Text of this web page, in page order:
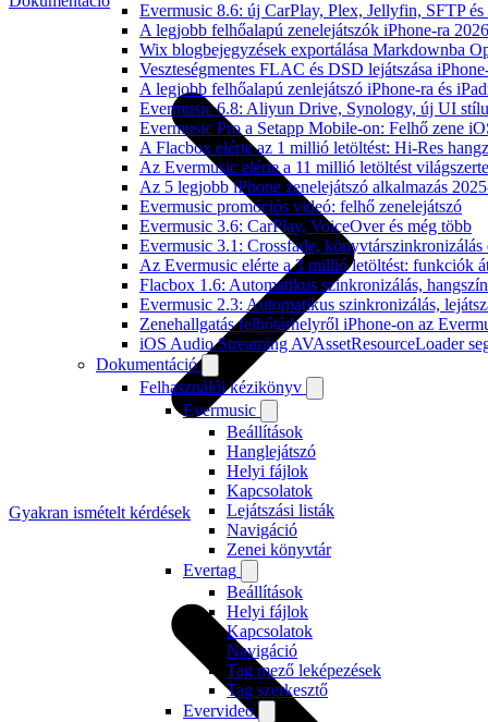
Evermusic 8.6: új CarPlay, Plex, Jellyfin, SFTP
A legjobb felhőalapú zenelejátszók iPhone-ra
Wix blogbejegyzések exportálása Markdownba
Veszteségmentes FLAC és DSD lejátszása
A legjobb felhőalapú zenlejátszó iPhone-ra és
Evermusic 6.8: Aliyun Drive, Synology, új UI
Evermusic Pro a Setapp Mobile-on: Felhő zene
A Flacbox elérte az 1 millió letöltést: Hi-Res
Az Evermusic elérte a 11 millió letöltést világszerte
Az 5 legjobb iPhone zenelejátszó alkalmazás
Evermusic promóciós videó: felhő zenelejátszó
Evermusic 3.6: CarPlay, VoiceOver és még több
Evermusic 3.1: Crossfade, könyvtárszinkronizálás
Az Evermusic elérte a 3 millió letöltést: funkciók
Flacbox 1.6: Automatikus szinkronizálás,
Evermusic 2.3: Automatikus szinkronizálás,
Zenehallgatás felhőtárhelyről iPhone-on az
iOS Audio Streaming AVAssetResourceLoader
Dokumentáció
Felhasználói kézikönyv
Evermusic
Beállítások
Hanglejátszó
Helyi fájlok
Kapcsolatok
Lejátszási listák
Navigáció
Zenei könyvtár
Evertag
Beállítások
Helyi fájlok
Kapcsolatok
Navigáció
Tag mező leképezések
Tag szerkesztő
Evervideo
Gyakran ismételt kérdések